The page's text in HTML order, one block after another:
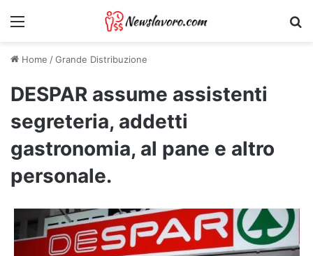
Menu
Home /Grande Distribuzione
DESPAR assume assistenti
segreteria, addetti
gastronomia, al pane e altro
personale.